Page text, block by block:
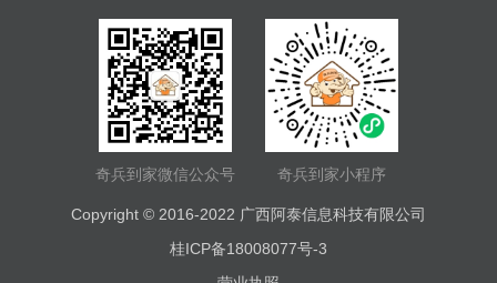
奇兵到家微信公众号 奇兵到家小程序
Copyright © 2016-2022 广西阿泰信息科技有限公司
桂ICP备18008077号-3